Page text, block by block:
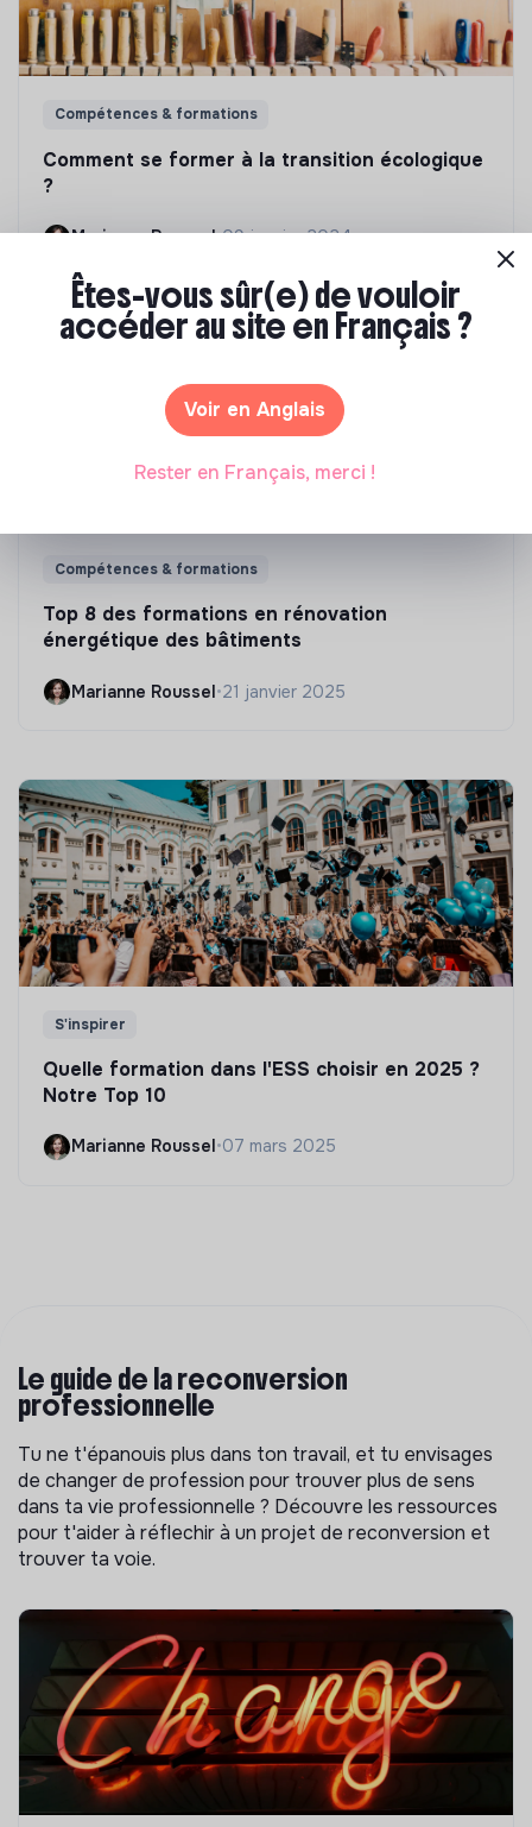
Compétences & formations
Comment se former à la transition écologique
?
Marianne Roussel•09 janvier 2024
Compétences & formations
Top 8 des formations en rénovation
énergétique des bâtiments
Marianne Roussel•21 janvier 2025
S'inspirer
Quelle formation dans l'ESS choisir en 2025 ?
Notre Top 10
Marianne Roussel •07 mars 2025
Le guide de la reconversion
professionnelle
Tu ne t'épanouis plus dans ton travail, et tu envisages
de changer de profession pour trouver plus de sens
dans ta vie professionnelle ? Découvre les ressources
pour t'aider à réflechir à un projet de reconversion et
trouver ta voie.
Êtes-vous sûr(e) de vouloir
accéder au site en Français ?
Voir en Anglais
Rester en Français, merci !